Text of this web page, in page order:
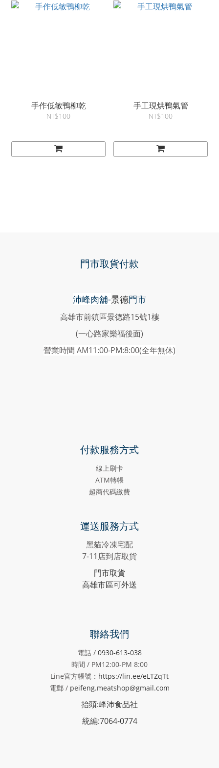
手作低敏鴨柳乾
NT$100
手工現烘鴨氣管
NT$100
門市取貨付款
沛峰肉舖-景德門市
高雄市前鎮區景德路15號1樓
(一心路家樂福後面)
營業時間 AM11:00-PM:8:00(全年無休)
付款服務方式
線上刷卡
ATM轉帳
超商代碼繳費
運送服務方式
黑貓冷凍宅配
7-11店到店取貨
門市取貨
高雄市區可外送
聯絡我們
電話 / 0930-613-038
時間 / PM12:00-PM 8:00
Line官方帳號： https://lin.ee/eLTZqTt
電郵 / peifeng.meatshop@gmail.com
抬頭:峰沛食品社
統編:7064-0774